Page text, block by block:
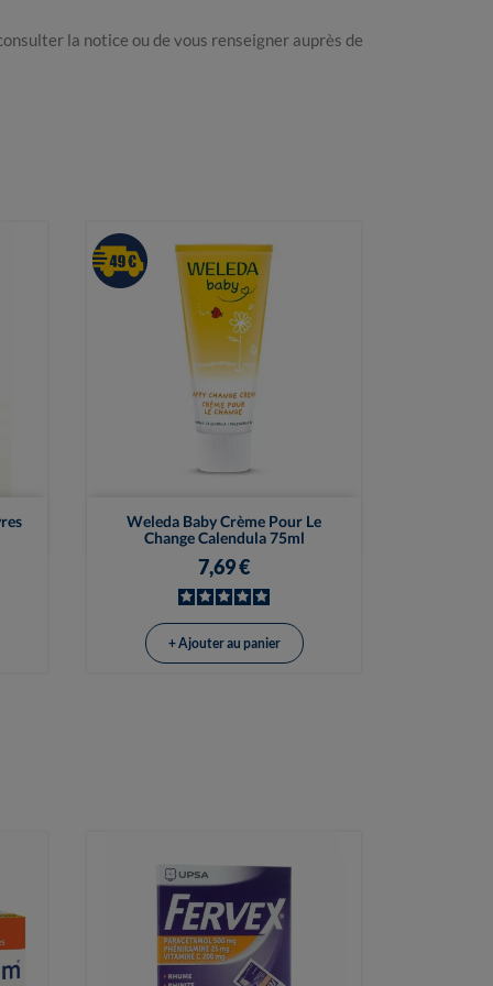
la notice ou de vous renseigner auprès de
Weleda Baby Crème Pour Le
Change Calendula 75ml
7,69 €
Vue rapide
+ Ajouter au panier